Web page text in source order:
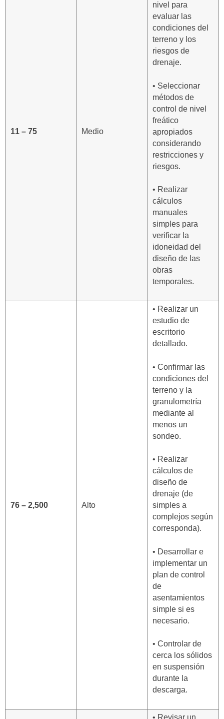
11 – 75 Medio
nivel para
evaluar las
condiciones del
terreno y los
riesgos de
drenaje.
• Seleccionar
métodos de
control de nivel
freático
apropiados
considerando
restricciones y
riesgos.
• Realizar
cálculos
manuales
simples para
verificar la
idoneidad del
diseño de las
obras
temporales.
76 – 2,500 Alto
• Realizar un
estudio de
escritorio
detallado.
• Confirmar las
condiciones del
terreno y la
granulometría
mediante al
menos un
sondeo.
• Realizar
cálculos de
diseño de
drenaje (de
simples a
complejos según
corresponda).
• Desarrollar e
implementar un
plan de control
de
asentamientos
simple si es
necesario.
• Controlar de
cerca los sólidos
en suspensión
durante la
descarga.